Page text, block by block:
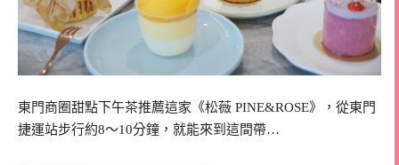
東門商圈甜點下午茶推薦這家《松薇 PINE&ROSE》，從東門
捷運站步行約8～10分鐘，就能來到這間帶…